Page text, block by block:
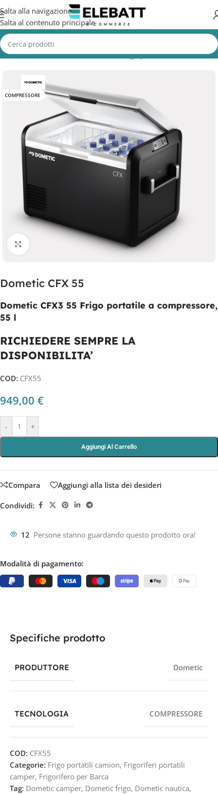
Salta alla navigazione
Salta al contenuto principale
Home/CAMION/Accessori Camion/Frigo portatili camion
COMPRESSORE
Clicca per ingrandire
Dometic CFX 55
Dometic CFX3 55 Frigo portatile a compressore,
55 l
RICHIEDERE SEMPRE LA
DISPONIBILITA’
COD: CFX55
949,00 €
- +
Aggiungi Al Carrello
Compara Aggiungi alla lista dei desideri
Condividi:
12 Persone stanno guardando questo prodotto ora!
Modalità di pagamento:
Specifiche prodotto
PRODUTTORE Dometic
TECNOLOGIA COMPRESSORE
COD: CFX55
Categorie: Frigo portatili camion, Frigoriferi portatili
camper, Frigorifero per Barca
Tag: Dometic camper, Dometic frigo, Dometic nautica,